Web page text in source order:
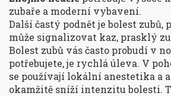
zubaře a moderní vybavení.
Další častý podnět jebolest zubů,
může signalizovat kaz, prasklý
Bolest zubů vás často probudí v
potřebujete, je rychlá úleva. V
se používají lokální anestetika a
okamžitě sníží intenzitu bolesti.